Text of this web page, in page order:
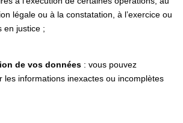
légale ou à la constatation, à l’exercice ou
en justice ;
de vos données : vous pouvez
les informations inexactes ou incomplètes